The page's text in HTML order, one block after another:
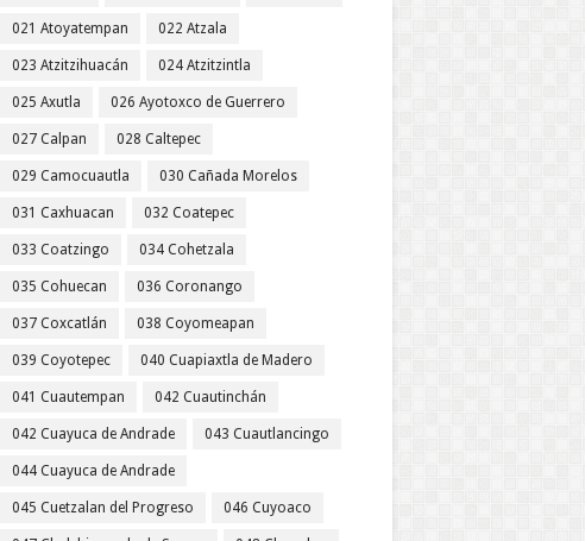
021 Atoyatempan 022 Atzala
023 Atzitzihuacán 024 Atzitzintla
025 Axutla 026 Ayotoxco de Guerrero
027 Calpan 028 Caltepec
029 Camocuautla 030 Cañada Morelos
031 Caxhuacan 032 Coatepec
033 Coatzingo 034 Cohetzala
035 Cohuecan 036 Coronango
037 Coxcatlán 038 Coyomeapan
039 Coyotepec 040 Cuapiaxtla de Madero
041 Cuautempan 042 Cuautinchán
042 Cuayuca de Andrade 043 Cuautlancingo
044 Cuayuca de Andrade
045 Cuetzalan del Progreso 046 Cuyoaco